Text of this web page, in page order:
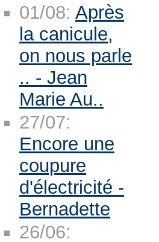
01/08: Après
la canicule,
on nous parle
.. - Jean
Marie Au..
27/07:
Encore une
coupure
d'électricité -
Bernadette
26/06: